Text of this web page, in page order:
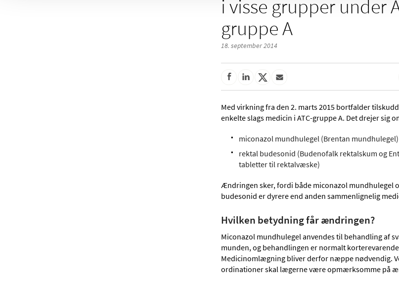
i visse grupper under
gruppe A
18. september 2014
Med virkning fra den 2. marts 2015 bortfalder
enkelte slags medicin i ATC-gruppe A. Det drejer sig
miconazol mundhulegel (Brentan mundhulegel)
rektal budesonid (Budenofalk rektalskum og
tabletter til rektalvæske)
Ændringen sker, fordi både miconazol mundhulegel
budesonid er dyrere end anden sammenlignelig
Hvilken betydning får ændringen?
Miconazol mundhulegel anvendes til behandling af
munden, og behandlingen er normalt
Medicinomlægning bliver derfor næppe nødvendig.
ordinationer skal lægerne være opmærksomme på